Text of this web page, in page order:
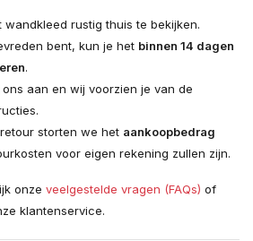
wandkleed rustig thuis te bekijken.
bent, kun je het binnen 14 dagen
.
aan en wij voorzien je van de
storten we het aankoopbedrag
voor eigen rekening zullen zijn.
onze veelgestelde vragen (FAQs) of
klantenservice.